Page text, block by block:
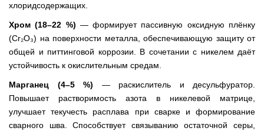
хлоридсодержащих.
Хром (18–22 %) — формирует пассивную оксидную плёнку
(Cr₂O₃) на поверхности металла, обеспечивающую защиту от
общей и питтинговой коррозии. В сочетании с никелем даёт
устойчивость к окислительным средам.
Марганец (4–5 %) — раскислитель и десульфуратор.
Повышает растворимость азота в никелевой матрице,
улучшает текучесть расплава при сварке и формирование
сварного шва. Способствует связыванию остаточной серы,